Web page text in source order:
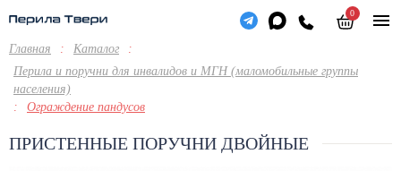
Главная : Каталог
:
Перила и поручни для инвалидов и МГН (маломобильные группы
населения)
:
Ограждение пандусов
ПРИСТЕННЫЕ ПОРУЧНИ ДВОЙНЫЕ
0